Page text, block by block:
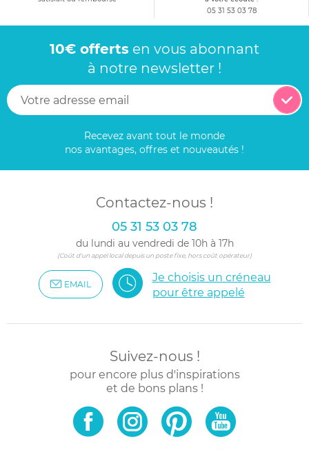
05 31 53 03 78
10€ offerts en vous abonnant
à notre newsletter !
Recevez avant tout le monde
nos avantages, offres et nouveautés !
Contactez-nous !
05 31 53 03 78
du lundi au vendredi de 10h à 17h
(Coût d'un appel local depuis un poste fixe, hors coût opérateur)
EMAIL
Je choisis un créneau
pour être appelé
Suivez-nous !
pour encore plus d'inspirations
et de bons plans !